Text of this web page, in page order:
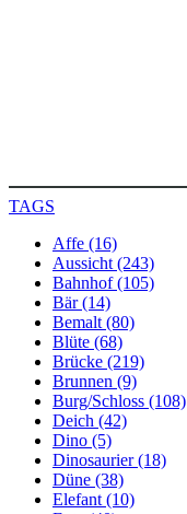
TAGS
Affe (16)
Aussicht (243)
Bahnhof (105)
Bär (14)
Bemalt (80)
Blüte (68)
Brücke (219)
Brunnen (9)
Burg/Schloss (108)
Deich (42)
Dino (5)
Dinosaurier (18)
Düne (38)
Elefant (10)